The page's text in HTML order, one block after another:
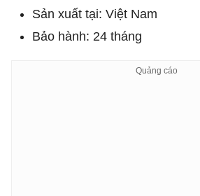
Sản xuất tại: Việt Nam
Bảo hành: 24 tháng